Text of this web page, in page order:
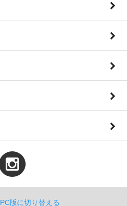
PC版に切り替える